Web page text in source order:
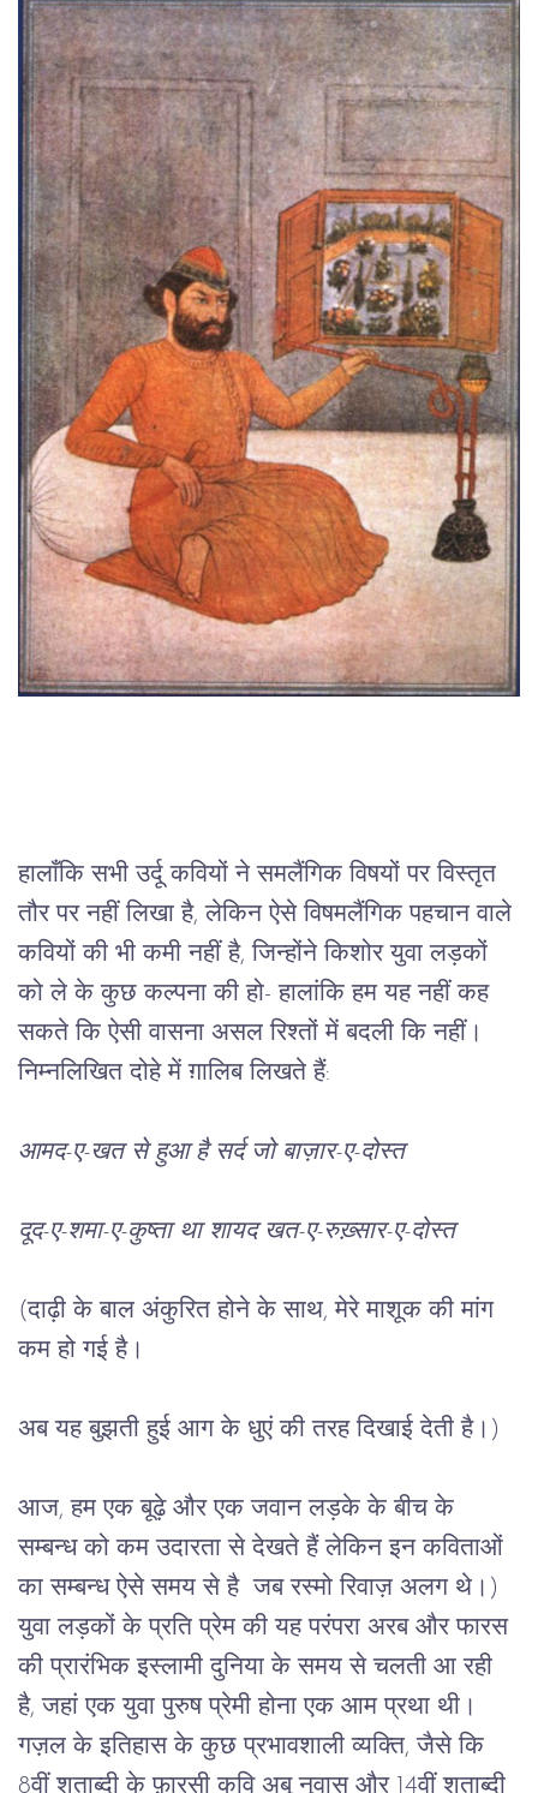
हालाँकि सभी उर्दू कवियों ने समलैंगिक विषयों पर विस्तृत
तौर पर नहीं लिखा है, लेकिन ऐसे विषमलैंगिक पहचान वाले
कवियों की भी कमी नहीं है, जिन्होंने किशोर युवा लड़कों
को ले के कुछ कल्पना की हो- हालांकि हम यह नहीं कह
सकते कि ऐसी वासना असल रिश्तों में बदली कि नहीं।
निम्नलिखित दोहे में ग़ालिब लिखते हैं:
आमद-ए-खत से हुआ है सर्द जो बाज़ार-ए-दोस्त
दूद-ए-शमा-ए-कुष्ता था शायद खत-ए-रुख़्सार-ए-दोस्त
(दाढ़ी के बाल अंकुरित होने के साथ, मेरे माशूक की मांग
कम हो गई है।
अब यह बुझती हुई आग के धुएं की तरह दिखाई देती है। )
आज, हम एक बूढ़े और एक जवान लड़के के बीच के
सम्बन्ध को कम उदारता से देखते हैं लेकिन इन कविताओं
का सम्बन्ध ऐसे समय से है जब रस्मो रिवाज़ अलग थे। )
युवा लड़कों के प्रति प्रेम की यह परंपरा अरब और फारस
की प्रारंभिक इस्लामी दुनिया के समय से चलती आ रही
है, जहां एक युवा पुरुष प्रेमी होना एक आम प्रथा थी।
गज़ल के इतिहास के कुछ प्रभावशाली व्यक्ति, जैसे कि
8वीं शताब्दी के फ़ारसी कवि अबू नुवास और 14वीं शताब्दी